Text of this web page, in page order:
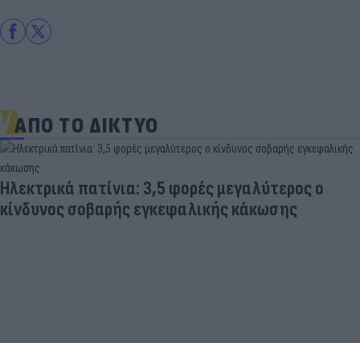
ΑΠΟ ΤΟ ΔΙΚΤΥΟ